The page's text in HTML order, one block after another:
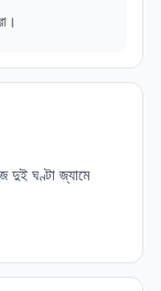
দুই ঘণ্টা জ্যামে